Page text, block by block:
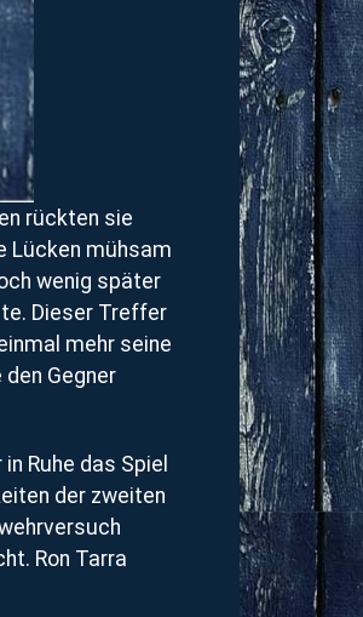
rückten sie
Lücken mühsam
wenig später
Dieser Treffer
mehr seine
Gegner
Ruhe das Spiel
der zweiten
Ron Tarra